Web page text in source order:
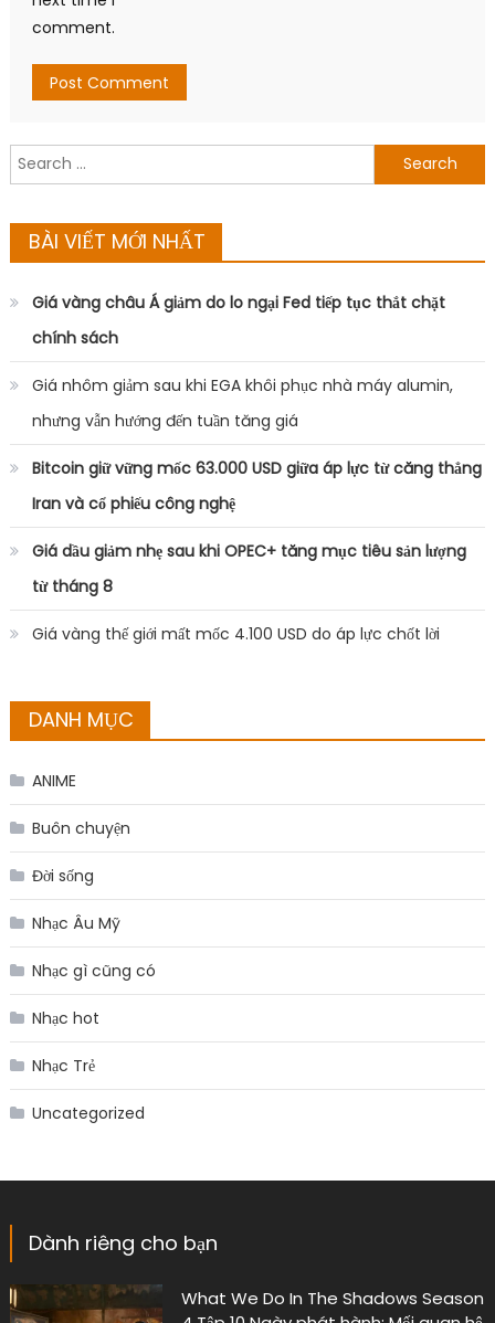
comment.
Search
for:
BÀI VIẾT MỚI NHẤT
Giá vàng châu Á giảm do lo ngại Fed tiếp tục thắt chặt
chính sách
Giá nhôm giảm sau khi EGA khôi phục nhà máy alumin,
nhưng vẫn hướng đến tuần tăng giá
Bitcoin giữ vững mốc 63.000 USD giữa áp lực từ căng thẳng
Iran và cổ phiếu công nghệ
Giá dầu giảm nhẹ sau khi OPEC+ tăng mục tiêu sản lượng
từ tháng 8
Giá vàng thế giới mất mốc 4.100 USD do áp lực chốt lời
DANH MỤC
ANIME
Buôn chuyện
Đời sống
Nhạc Âu Mỹ
Nhạc gì cũng có
Nhạc hot
Nhạc Trẻ
Uncategorized
Dành riêng cho bạn
What We Do In The Shadows Season